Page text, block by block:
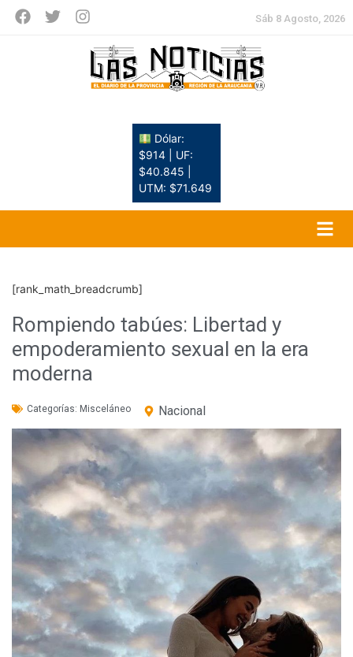
Sáb 8 Agosto, 2026
Dólar:
$914 | UF:
$40.845 |
UTM: $71.649
[rank_math_breadcrumb]
Rompiendo tabúes: Libertad y
empoderamiento sexual en la era
moderna
Categorías: Misceláneo Nacional